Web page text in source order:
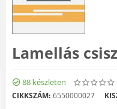
Lamellás
88 készleten
CIKKSZÁM: 6550000027